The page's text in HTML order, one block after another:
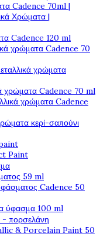
Cadence 70ml |
Χρώματα |
Cadence 120 ml
χρώματα Cadence 70
χρώματα
χρώματα Cadence 70 ml
χρώματα Cadence
κερί-σαπούνι
Paint
59 ml
Cadence 50
ύφασμα 100 ml
- πορσελάνη
& Porcelain Paint 50